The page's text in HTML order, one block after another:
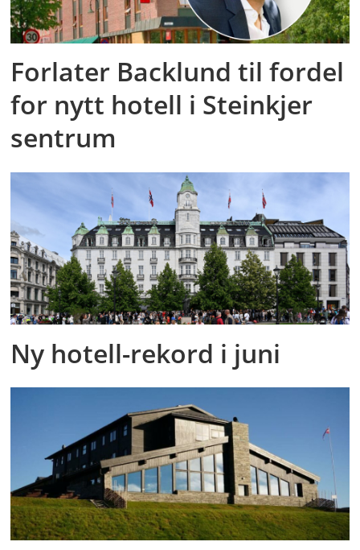
Forlater Backlund til fordel
for nytt hotell i Steinkjer
sentrum
Ny hotell-rekord i juni